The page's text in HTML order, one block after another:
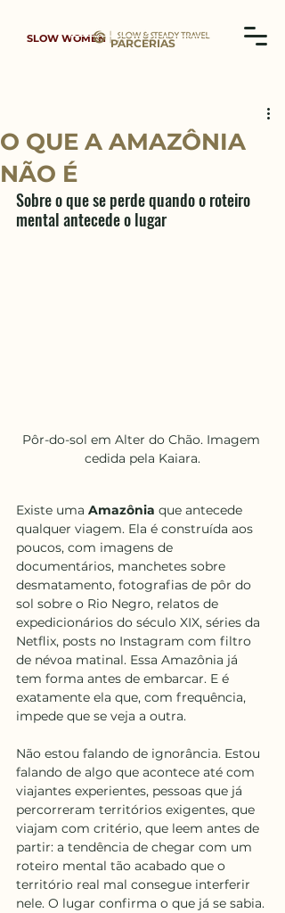
SLOW WOMEN PARCERIAS
O QUE A AMAZÔNIA
NÃO É
Sobre o que se perde quando o roteiro
mental antecede o lugar
Pôr-do-sol em Alter do Chão. Imagem
cedida pela Kaiara.
Existe uma Amazônia que antecede
qualquer viagem. Ela é construída aos
poucos, com imagens de
documentários, manchetes sobre
desmatamento, fotografias de pôr do
sol sobre o Rio Negro, relatos de
expedicionários do século XIX, séries da
Netflix, posts no Instagram com filtro
de névoa matinal. Essa Amazônia já
tem forma antes de embarcar. E é
exatamente ela que, com frequência,
impede que se veja a outra.
Não estou falando de ignorância. Estou
falando de algo que acontece até com
viajantes experientes, pessoas que já
percorreram territórios exigentes, que
viajam com critério, que leem antes de
partir: a tendência de chegar com um
roteiro mental tão acabado que o
território real mal consegue interferir
nele. O lugar confirma o que já se sabia.